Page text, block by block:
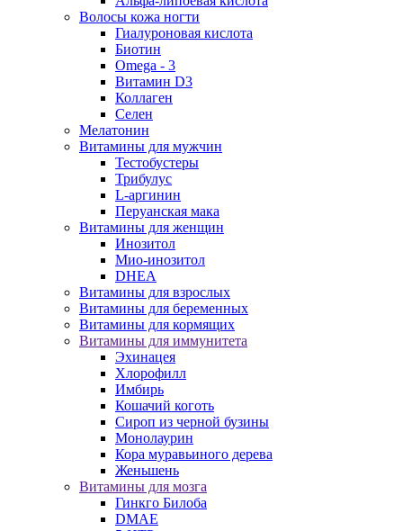
Волосы кожа ногти
Гиалуроновая кислота
Биотин
Omega - 3
Витамин D3
Коллаген
Селен
Мелатонин
Витамины для мужчин
Тестобустеры
Трибулус
L-аргинин
Перуанская мака
Витамины для женщин
Инозитол
Мио-инозитол
DHEA
Витамины для взрослых
Витамины для беременных
Витамины для кормящих
Витамины для иммунитета
Эхинацея
Хлорофилл
Имбирь
Кошачий коготь
Сироп из черной бузины
Монолаурин
Кора муравьиного дерева
Женьшень
Витамины для мозга
Гинкго Билоба
DMAE